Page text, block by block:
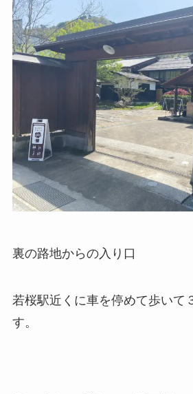
裏の路地からの入り口
若桜駅近くに車を停めて歩いて
す。